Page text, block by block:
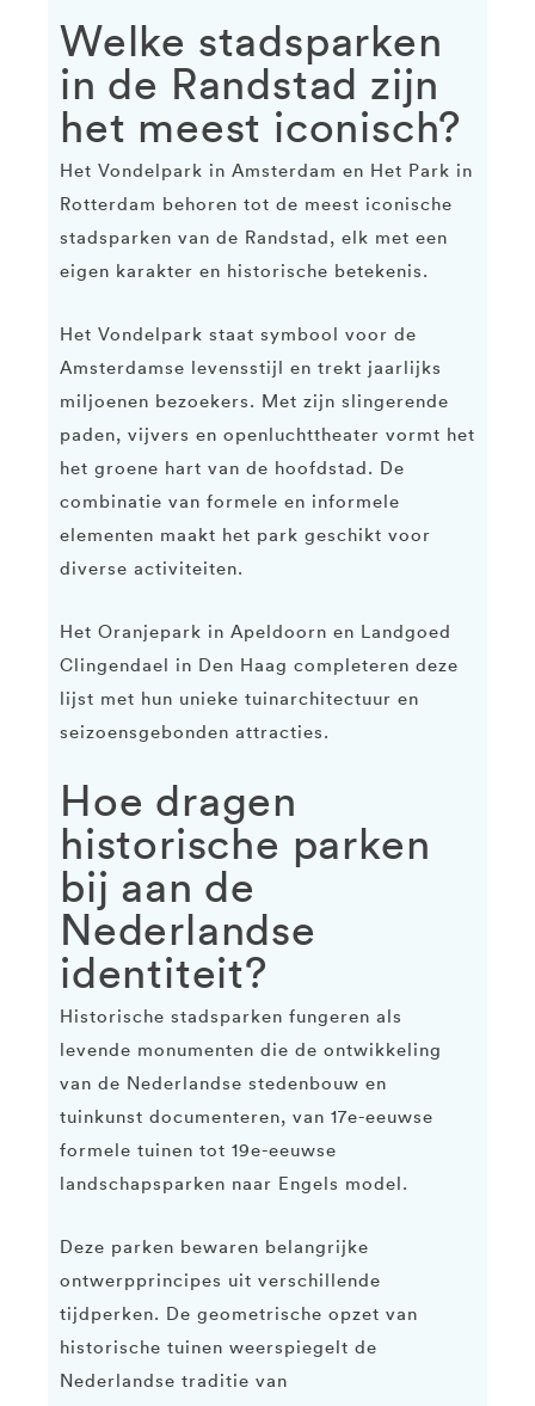
Welke stadsparken
in de Randstad zijn
het meest iconisch?
Het Vondelpark in Amsterdam en Het Park in
Rotterdam behoren tot de meest iconische
stadsparken van de Randstad, elk met een
eigen karakter en historische betekenis.
Het Vondelpark staat symbool voor de
Amsterdamse levensstijl en trekt jaarlijks
miljoenen bezoekers. Met zijn slingerende
paden, vijvers en openluchttheater vormt het
het groene hart van de hoofdstad. De
combinatie van formele en informele
elementen maakt het park geschikt voor
diverse activiteiten.
Het Oranjepark in Apeldoorn en Landgoed
Clingendael in Den Haag completeren deze
lijst met hun unieke tuinarchitectuur en
seizoensgebonden attracties.
Hoe dragen
historische parken
bij aan de
Nederlandse
identiteit?
Historische stadsparken fungeren als
levende monumenten die de ontwikkeling
van de Nederlandse stedenbouw en
tuinkunst documenteren, van 17e-eeuwse
formele tuinen tot 19e-eeuwse
landschapsparken naar Engels model.
Deze parken bewaren belangrijke
ontwerpprincipes uit verschillende
tijdperken. De geometrische opzet van
historische tuinen weerspiegelt de
Nederlandse traditie van